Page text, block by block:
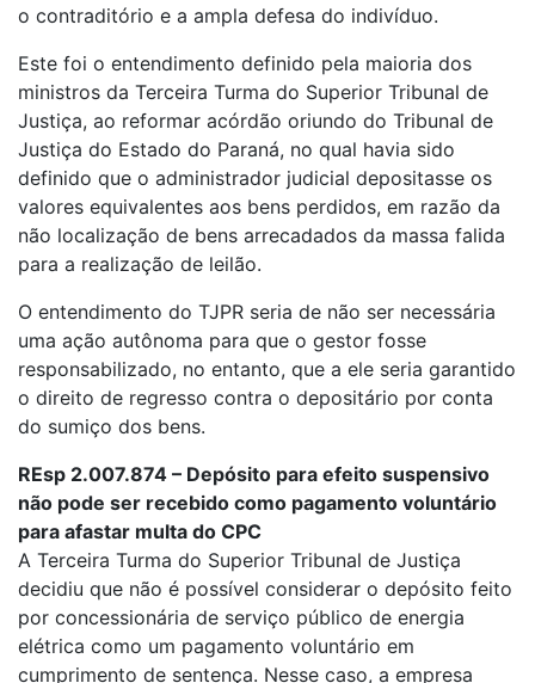
o contraditório e a ampla defesa do indivíduo.
Este foi o entendimento definido pela maioria dos
ministros da Terceira Turma do Superior Tribunal de
Justiça, ao reformar acórdão oriundo do Tribunal de
Justiça do Estado do Paraná, no qual havia sido
definido que o administrador judicial depositasse os
valores equivalentes aos bens perdidos, em razão da
não localização de bens arrecadados da massa falida
para a realização de leilão.
O entendimento do TJPR seria de não ser necessária
uma ação autônoma para que o gestor fosse
responsabilizado, no entanto, que a ele seria garantido
o direito de regresso contra o depositário por conta
do sumiço dos bens.
REsp 2.007.874 – Depósito para efeito suspensivo
não pode ser recebido como pagamento voluntário
para afastar multa do CPC
A Terceira Turma do Superior Tribunal de Justiça
decidiu que não é possível considerar o depósito feito
por concessionária de serviço público de energia
elétrica como um pagamento voluntário em
cumprimento de sentença. Nesse caso, a empresa